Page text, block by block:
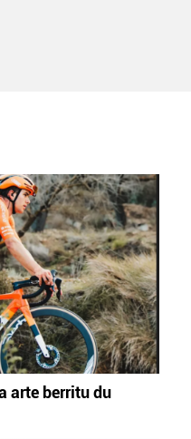
arte berritu du